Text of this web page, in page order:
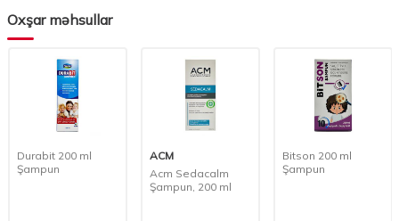
Oxşar məhsullar
Durabit 200 ml
Şampun
ACM
Acm Sedacalm
Şampun, 200 ml
Bitson 200 ml
Şampun